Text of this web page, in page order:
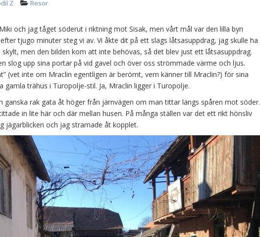
Z Resor
och jag tåget söderut i riktning mot Sisak, men vårt mål var den lilla byn
tjugo minuter steg vi av. Vi åkte dit på ett slags låtsasuppdrag, jag skulle ha
men den bilden kom att inte behövas, så det blev just ett låtsasuppdrag.
slog upp sina portar på vid gavel och över oss strömmade värme och ljus.
(vet inte om Mraclin egentligen är berömt, vem känner till Mraclin?) för sina
gamla trähus i Turopolje-stil. Ja, Mraclin ligger i Turopolje.
ganska rak gata åt höger från järnvägen om man tittar längs spåren mot söder.
in lite här och där mellan husen. På många ställen var det ett rikt hönsliv
jägarblicken och jag stramade åt kopplet.